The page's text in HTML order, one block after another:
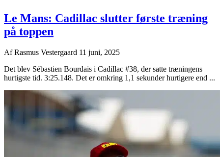
Le Mans: Cadillac slutter første træning
på toppen
AfRasmus Vestergaard 11 juni, 2025
Det blev Sébastien Bourdais i Cadillac #38, der satte træningens
hurtigste tid. 3:25.148. Det er omkring 1,1 sekunder hurtigere end ...